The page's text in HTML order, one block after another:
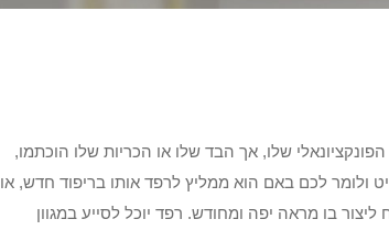
שלו, אך הבד שלו או הכריות שלו הוכתמו,
ולומר לכם באם הוא ממליץ לרפד אותו בריפוד חדש, או
בו מראה יפה ומחודש. רפד יוכל לסייע במגוון